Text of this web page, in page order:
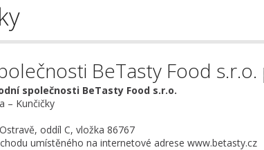
BeTasty Food
společnosti BeTasty Food s.r.o.
– Kunčičky
oddíl C, vložka 86767
umístěného na internetové adrese www.betasty.cz